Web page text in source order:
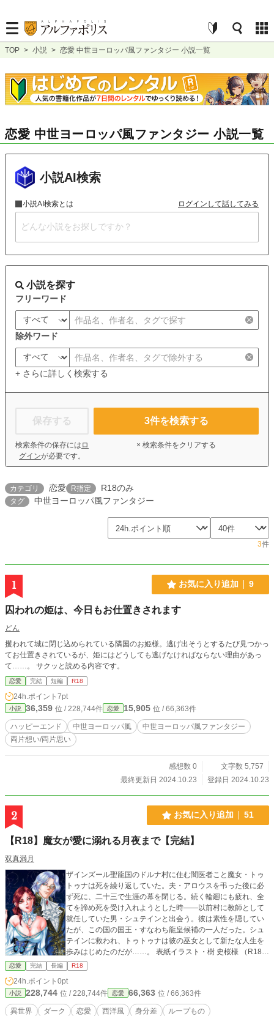
TOP > 小説 > 恋愛 中世ヨーロッパ風ファンタジー 小説一覧
恋愛 中世ヨーロッパ風ファンタジー 小説一覧
小説AI検索
小説AI検索とは ログインして話してみる
小説を探す
フリーワード
除外ワード
+ さらに詳しく検索する
保存する
検索条件の保存には ロ
グインが必要です。
3件を検索する
× 検索条件をクリアする
カテゴリ 恋愛 R指定 R18のみ
タグ 中世ヨーロッパ風ファンタジー
3件
1 お気に入り追加 9
囚われの姫は、今日もお仕置きされます
どん
攫われて城に閉じ込められている隣国のお姫様。逃げ出そうとするたび見つかっ
てお仕置きされているが、姫にはどうしても逃げなければならない理由があっ
て……。 サクッと読める内容です。
恋愛 完結 短編 R18
24h.ポイント 7pt
小説 36,359 位 / 228,744件 恋愛 15,905 位 / 66,363件
ハッピーエンド 中世ヨーロッパ風
中世ヨーロッパ風ファンタジー
両片想い/両片思い
感想数 0
文字数 5,757
最終更新日 2024.10.23
登録日 2024.10.23
2 お気に入り追加 51
【R18】魔女が愛に溺れる月夜まで【完結】
双真満月
ザインズール聖龍国のドルナ村に住む闇医者こと魔女・トゥ
トゥナは死を繰り返していた。夫・アロウスを弔った後に必
ず死に、二十三で生涯の幕を閉じる。続く輪廻にも疲れ、全
てを諦め死を受け入れようとした時――以前村に教師として
就任していた男・シュテインと出会う。彼は素性を隠してい
たが、この国の国王・すなわち龍皇候補の一人だった。シュ
テインに救われ、トゥトゥナは彼の巫女として新たな人生を
歩みはじめたのだが……。 表紙イラスト・樹 史桜様 （R18シ
ーンには※印付き） （残酷描写はそこまで酷くありません）
（毎日一話・夜20時過ぎに更新 2022/09/28完結しました）
（ムーンライトノベルズでも掲載中）
恋愛 完結 長編 R18
24h.ポイント 0pt
小説 228,744 位 / 228,744件 恋愛 66,363 位 / 66,363件
異世界 ダーク 恋愛 西洋風 身分差
ループもの